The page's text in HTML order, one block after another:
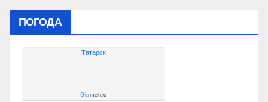
ПОГОДА
Татарск
Gismeteo